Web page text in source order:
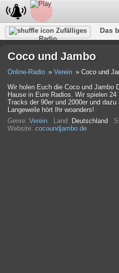
Zufälliges
Radio
Das
Coco und Jambo
Online-Radio Verein
Coco und
Wir holen Euch die Coco und Jambo
Hause in Eure Radios. Wir spielen
Tracks der 90er und 2000er und
Langeweile hört Ihr woanders!
Genre: Verein Land: Deutschland
Website: cocoundjambo.de